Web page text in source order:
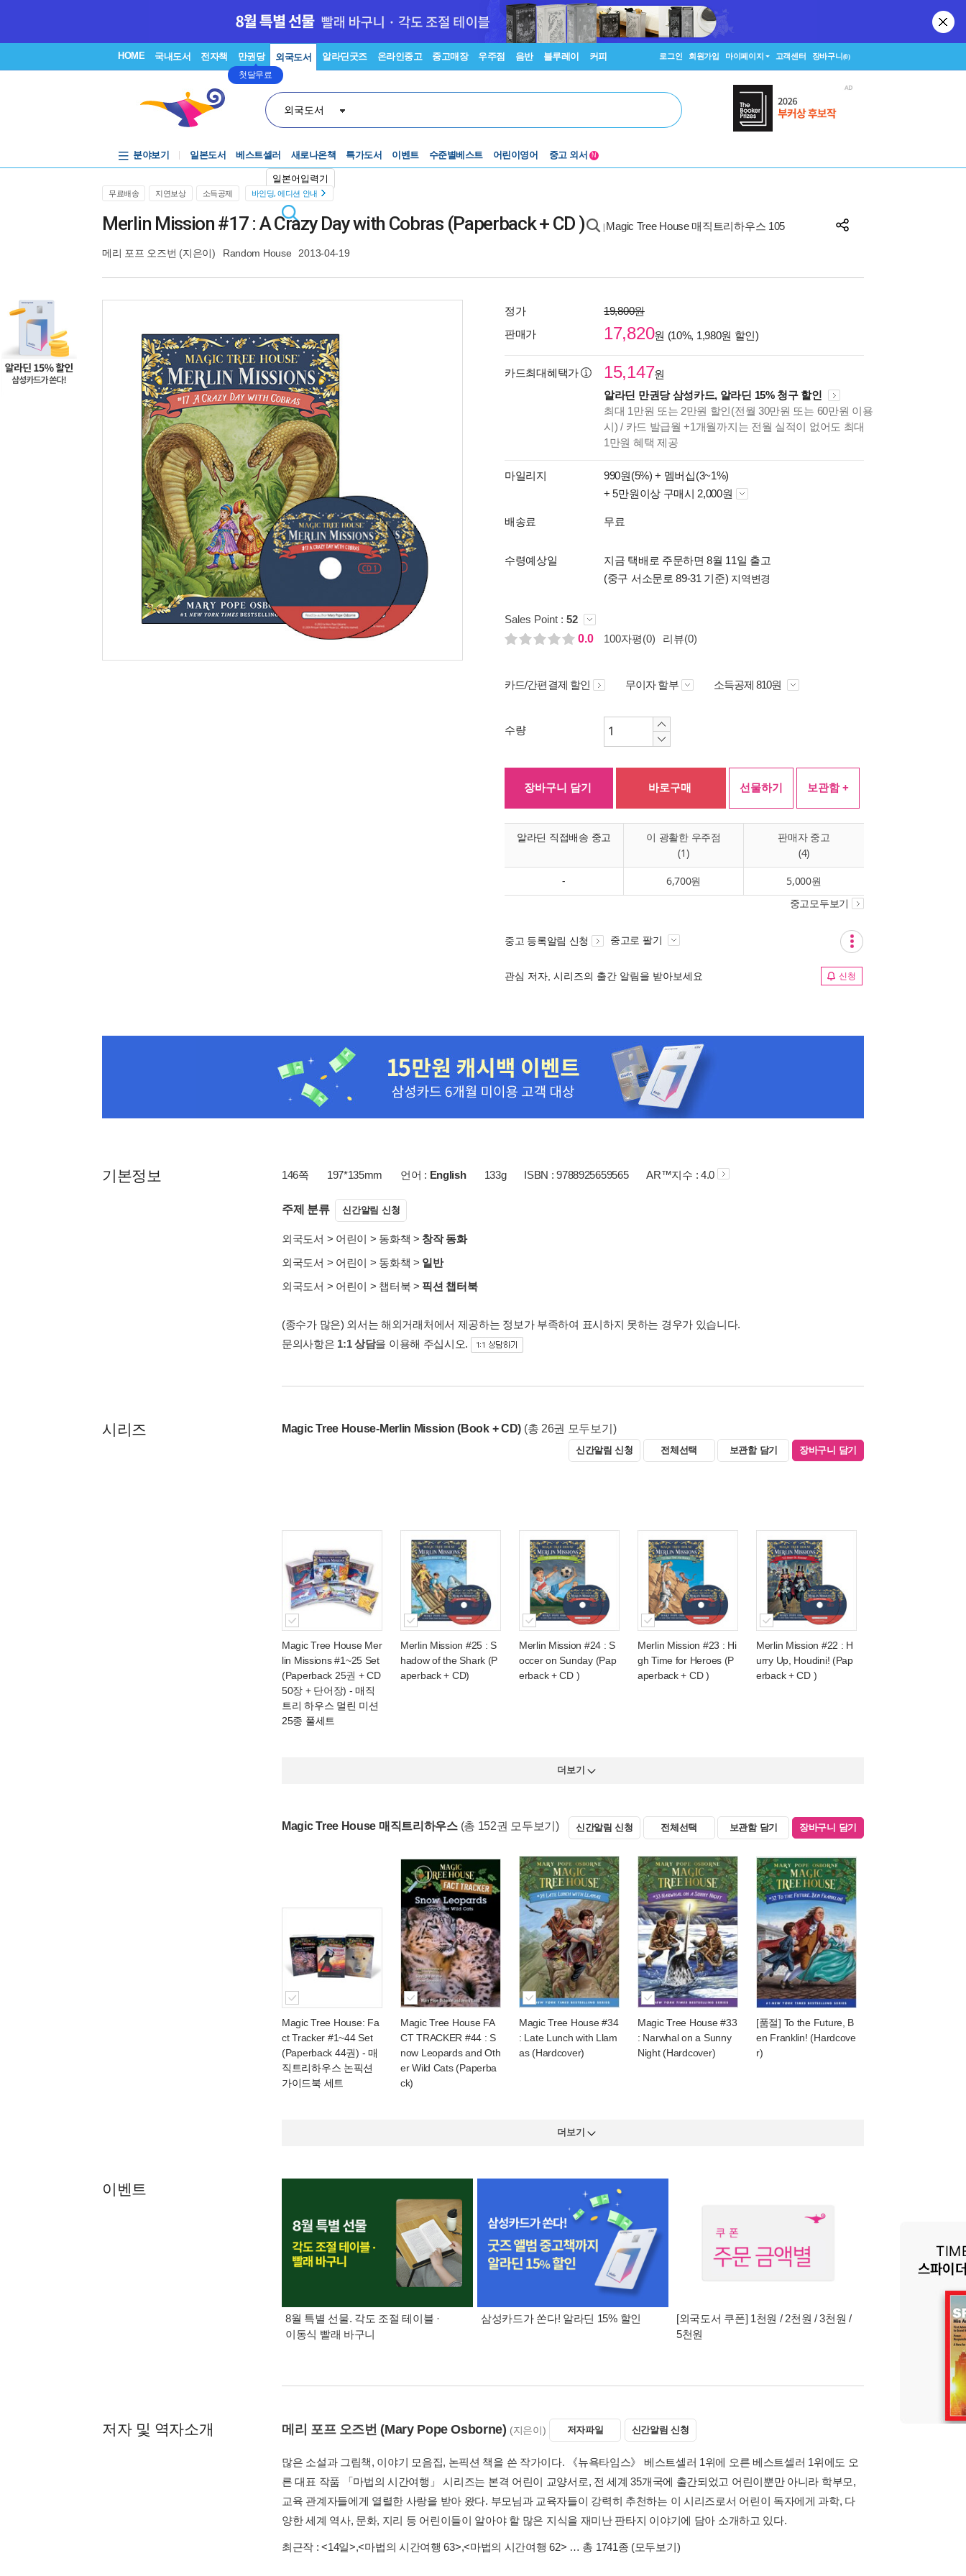
HOME 국내도서 전자책 만권당
첫달무료
외국도서 알라딘굿즈 온라인중고 중고매장 우주점 음반 블루레이 커피 로그인 회원가입 마이페이지 고객센터 장바구니(0)
외국도서
일본어입력기
분야보기 일본도서 베스트셀러 새로나온책 특가도서 이벤트
수준별베스트
어린이영어
중고 외서
N
무료배송 지연보상 소득공제 바인딩, 에디션 안내
Merlin Mission #17 : A Crazy Day with Cobras (Paperback + CD ) Magic Tree House 매직트리하우스 105
메리 포프 오즈번 (지은이) Random House 2013-04-19
정가
19,800원
판매가
17,820원 (10%, 1,980원 할인)
카드최대혜택가 15,147원
알라딘 만권당 삼성카드, 알라딘 15% 청구 할인
최대 1만원 또는 2만원 할인(전월 30만원 또는 60만원 이용
시) / 카드 발급월 +1개월까지는 전월 실적이 없어도 최대
1만원 혜택 제공
마일리지 990원(5%) + 멤버십(3~1%)
+ 5만원이상 구매시 2,000원
배송료 무료
수령예상일
지금 택배로 주문하면 8월 11일 출고
(중구 서소문로 89-31 기준) 지역변경
Sales Point : 52
0.0
100자평(0) 리뷰(0)
카드/간편결제 할인 무이자 할부 소득공제 810원
수량
장바구니 담기 바로구매 선물하기 보관함 +
알라딘 직접배송 중고
이 광활한 우주점
(1)
판매자 중고
(4)
- 6,700원 5,000원
중고모두보기
중고 등록알림 신청 중고로 팔기
관심 저자, 시리즈의 출간 알림을 받아보세요 신청
기본정보 146쪽 197*135mm 언어 : English 133g ISBN : 9788925659565 AR™지수 : 4.0
주제 분류 신간알림 신청
외국도서 > 어린이 > 동화책 > 창작 동화
외국도서 > 어린이 > 동화책 > 일반
외국도서 > 어린이 > 챕터북 > 픽션 챕터북
(종수가 많은) 외서는 해외거래처에서 제공하는 정보가 부족하여 표시하지 못하는 경우가 있습니다.
문의사항은 1:1 상담을 이용해 주십시오.
시리즈 Magic Tree House-Merlin Mission (Book + CD) (총 26권 모두보기)
신간알림 신청 전체선택 보관함 담기 장바구니 담기
Magic Tree House Mer
lin Missions #1~25 Set
(Paperback 25권 + CD
50장 + 단어장) - 매직
트리 하우스 멀린 미션
25종 풀세트
Merlin Mission #25 : S
hadow of the Shark (P
aperback + CD)
Merlin Mission #24 : S
occer on Sunday (Pap
erback + CD )
Merlin Mission #23 : Hi
gh Time for Heroes (P
aperback + CD )
Merlin Mission #22 : H
urry Up, Houdini! (Pap
erback + CD )
더보기
Magic Tree House 매직트리하우스 (총 152권 모두보기) 신간알림 신청 전체선택 보관함 담기 장바구니 담기
Magic Tree House: Fa
ct Tracker #1~44 Set
(Paperback 44권) - 매
직트리하우스 논픽션
가이드북 세트
Magic Tree House FA
CT TRACKER #44 : S
now Leopards and Oth
er Wild Cats (Paperba
ck)
Magic Tree House #34
: Late Lunch with Llam
as (Hardcover)
Magic Tree House #33
: Narwhal on a Sunny
Night (Hardcover)
[품절] To the Future, B
en Franklin! (Hardcove
r)
더보기
이벤트
8월 특별 선물. 각도 조절 테이블 ·
이동식 빨래 바구니
삼성카드가 쏜다! 알라딘 15% 할인
[외국도서 쿠폰] 1천원 / 2천원 / 3천원 /
5천원
저자 및 역자소개 메리 포프 오즈번 (Mary Pope Osborne) (지은이) 저자파일 신간알림 신청
많은 소설과 그림책, 이야기 모음집, 논픽션 책을 쓴 작가이다. 《뉴욕타임스》 베스트셀러 1위에 오른 베스트셀러 1위에도 오
른 대표 작품 「마법의 시간여행」 시리즈는 본격 어린이 교양서로, 전 세계 35개국에 출간되었고 어린이뿐만 아니라 학부모,
교육 관계자들에게 열렬한 사랑을 받아 왔다. 부모님과 교육자들이 강력히 추천하는 이 시리즈로서 어린이 독자에게 과학, 다
양한 세계 역사, 문화, 지리 등 어린이들이 알아야 할 많은 지식을 재미난 판타지 이야기에 담아 소개하고 있다.
최근작 :<14일>,<마법의 시간여행 63>,<마법의 시간여행 62> … 총 1741종 (모두보기)